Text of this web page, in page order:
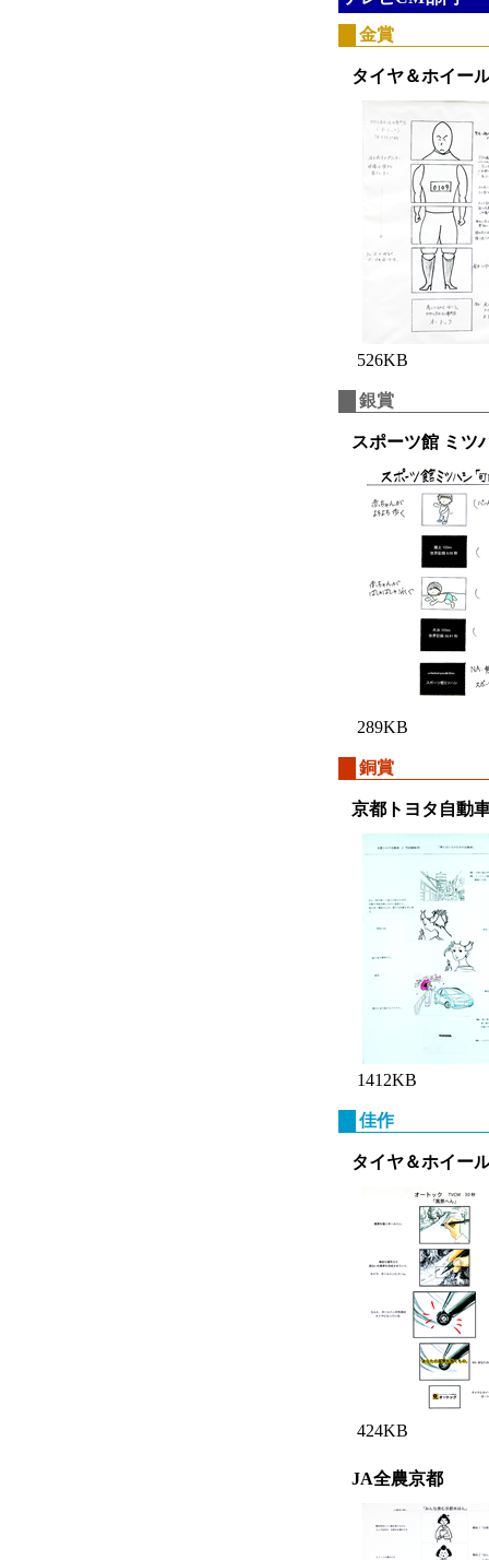
金賞
タイヤ＆ホイー
526KB
銀賞
スポーツ館 ミツ
289KB
銅賞
京都トヨタ自動
1412KB
佳作
タイヤ＆ホイー
424KB
JA全農京都